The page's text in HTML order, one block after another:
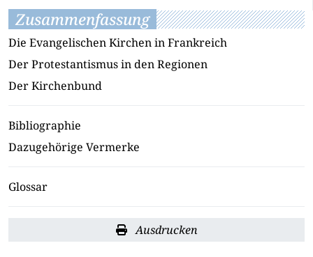
Zusammenfassung
Die Evangelischen Kirchen in Frankreich
Der Protestantismus in den Regionen
Der Kirchenbund
Bibliographie
Dazugehörige Vermerke
Glossar
Ausdrucken